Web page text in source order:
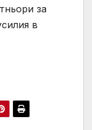
за
в